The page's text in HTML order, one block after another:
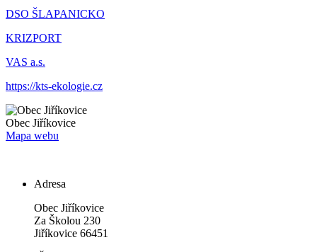
DSO ŠLAPANICKO
KRIZPORT
VAS a.s.
https://kts-ekologie.cz
Obec Jiříkovice
Mapa webu
Adresa
Obec Jiříkovice
Za Školou 230
Jiříkovice 66451